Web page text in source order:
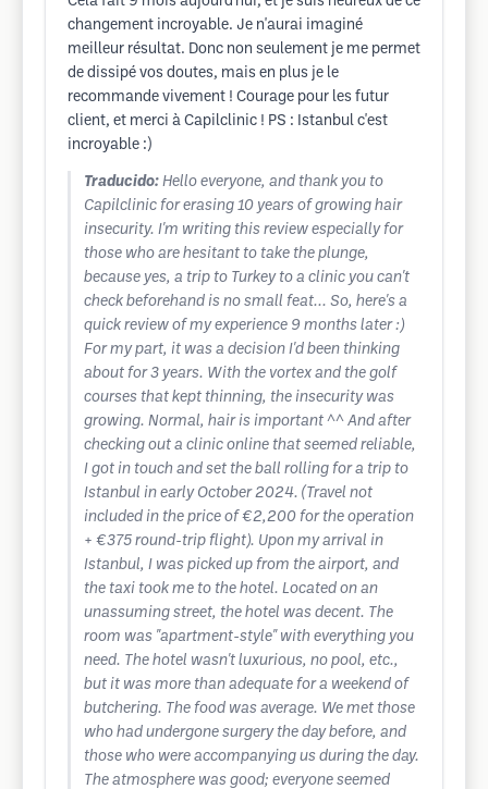
changement incroyable. Je n'aurai imaginé
meilleur résultat. Donc non seulement je me permet
de dissipé vos doutes, mais en plus je le
recommande vivement ! Courage pour les futur
client, et merci à Capilclinic ! PS : Istanbul c'est
incroyable :)
Traducido: Hello everyone, and thank you to
Capilclinic for erasing 10 years of growing hair
insecurity. I'm writing this review especially for
those who are hesitant to take the plunge,
because yes, a trip to Turkey to a clinic you can't
check beforehand is no small feat... So, here's a
quick review of my experience 9 months later :)
For my part, it was a decision I'd been thinking
about for 3 years. With the vortex and the golf
courses that kept thinning, the insecurity was
growing. Normal, hair is important ^^ And after
checking out a clinic online that seemed reliable,
I got in touch and set the ball rolling for a trip to
Istanbul in early October 2024. (Travel not
included in the price of €2,200 for the operation
+ €375 round-trip flight). Upon my arrival in
Istanbul, I was picked up from the airport, and
the taxi took me to the hotel. Located on an
unassuming street, the hotel was decent. The
room was "apartment-style" with everything you
need. The hotel wasn't luxurious, no pool, etc.,
but it was more than adequate for a weekend of
butchering. The food was average. We met those
who had undergone surgery the day before, and
those who were accompanying us during the day.
The atmosphere was good; everyone seemed